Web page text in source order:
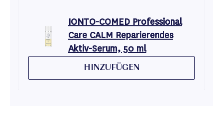
IONTO-COMED Professional
Care CALM Reparierendes
Aktiv-Serum, 50 ml
HINZUFÜGEN